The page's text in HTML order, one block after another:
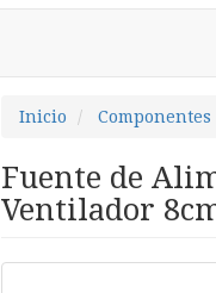
Inicio Componentes
Fuente de
Ventilador